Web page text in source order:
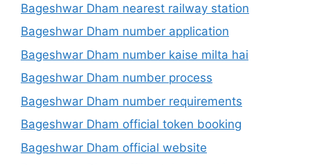
Bageshwar Dham nearest railway station
Bageshwar Dham number application
Bageshwar Dham number kaise milta hai
Bageshwar Dham number process
Bageshwar Dham number requirements
Bageshwar Dham official token booking
Bageshwar Dham official website